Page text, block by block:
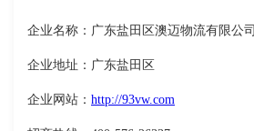
企业名称：广东盐田区澳迈物流有限公司
企业地址：广东盐田区
企业网站： http://93vw.com